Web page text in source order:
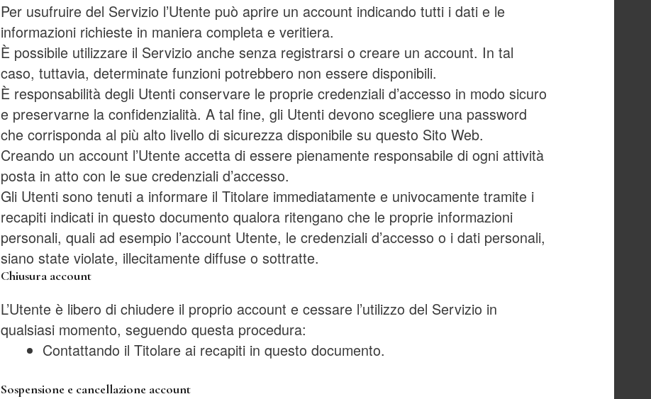
Per usufruire del Servizio l’Utente può aprire un account indicando tutti i dati e le
informazioni richieste in maniera completa e veritiera.
È possibile utilizzare il Servizio anche senza registrarsi o creare un account. In tal
caso, tuttavia, determinate funzioni potrebbero non essere disponibili.
È responsabilità degli Utenti conservare le proprie credenziali d’accesso in modo sicuro
e preservarne la confidenzialità. A tal fine, gli Utenti devono scegliere una password
che corrisponda al più alto livello di sicurezza disponibile su questo Sito Web.
Creando un account l’Utente accetta di essere pienamente responsabile di ogni attività
posta in atto con le sue credenziali d’accesso.
Gli Utenti sono tenuti a informare il Titolare immediatamente e univocamente tramite i
recapiti indicati in questo documento qualora ritengano che le proprie informazioni
personali, quali ad esempio l’account Utente, le credenziali d’accesso o i dati personali,
siano state violate, illecitamente diffuse o sottratte.
Chiusura account
L’Utente è libero di chiudere il proprio account e cessare l’utilizzo del Servizio in
qualsiasi momento, seguendo questa procedura:
Contattando il Titolare ai recapiti in questo documento.
Sospensione e cancellazione account